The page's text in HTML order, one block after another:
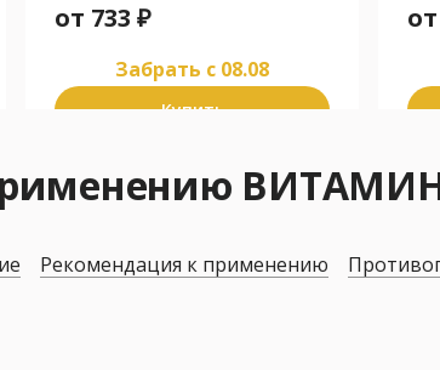
от 733 ₽
Забрать c 08.08
Купить
от
Рекомендация к применению